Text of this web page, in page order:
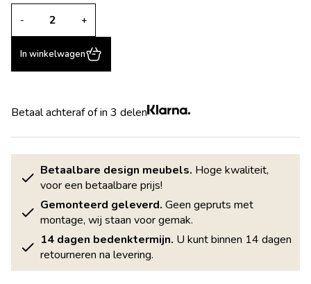
- +
In winkelwagen
Betaal achteraf of in 3 delen
Betaalbare design meubels. Hoge kwaliteit,
voor een betaalbare prijs!
Gemonteerd geleverd. Geen gepruts met
montage, wij staan voor gemak.
14 dagen bedenktermijn. U kunt binnen 14 dagen
retourneren na levering.